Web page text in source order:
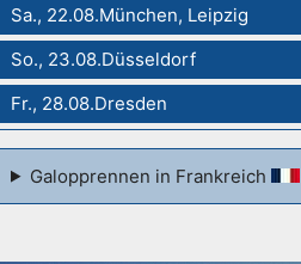
Sa., 22.08.München, Leipzig
So., 23.08.Düsseldorf
Fr., 28.08.Dresden
Galopprennen in Frankreich